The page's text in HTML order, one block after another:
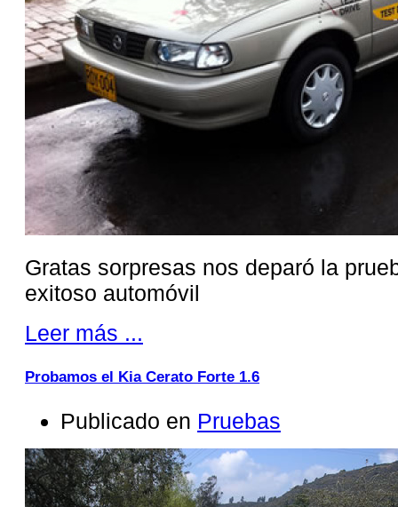
Gratas sorpresas nos deparó la
exitoso automóvil
Leer más ...
Probamos el Kia Cerato Forte 1.6
Publicado en Pruebas